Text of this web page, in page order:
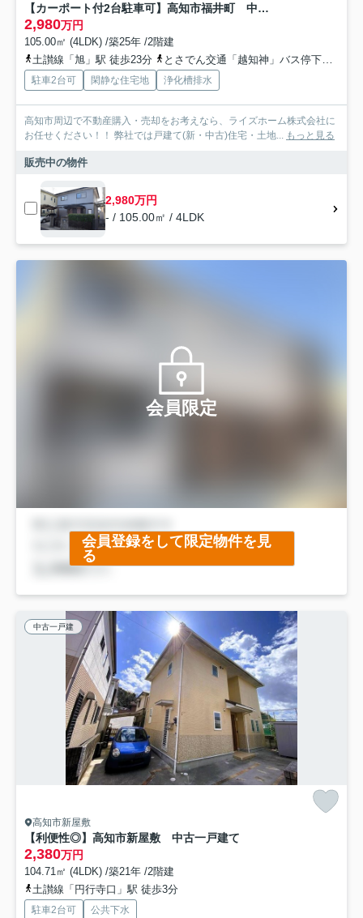
【カーポート付2台駐車可】高知市福井町 中古一戸建て
2,980万円
105.00㎡ (4LDK) /築25年 /2階建
土讃線「旭」駅 徒歩23分
とさでん交通「越知神」バス停下車 徒歩3分
駐車2台可 閑静な住宅地 浄化槽排水
高知市周辺で不動産購入・売却をお考えなら、ライズホーム株式会社に
お任せください！！ 弊社では戸建て(新・中古)住宅・土地... もっと見る
販売中の物件
2,980万円
- / 105.00㎡ / 4LDK
会員限定
会員登録をして限定物件を見
る
中古一戸建
高知市新屋敷
【利便性◎】高知市新屋敷 中古一戸建て
2,380万円
104.71㎡ (4LDK) /築21年 /2階建
土讃線「円行寺口」駅 徒歩3分
駐車2台可 公共下水